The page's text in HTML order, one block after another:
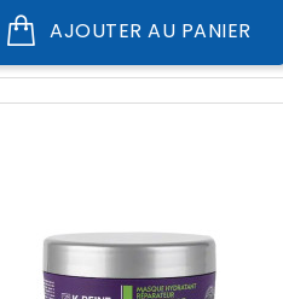
AJOUTER AU PANIER